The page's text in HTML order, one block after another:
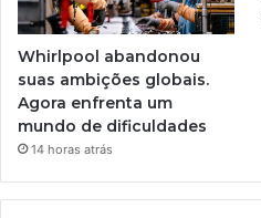
Whirlpool abandonou
suas ambições globais.
Agora enfrenta um
mundo de dificuldades
14 horas atrás